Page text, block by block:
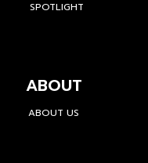
SPOTLIGHT
ABOUT
ABOUT US